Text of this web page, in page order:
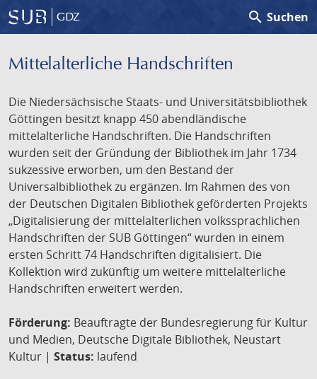
GDZ search Suchen
Mittelalterliche Handschriften
Die Niedersächsische Staats- und Universitätsbibliothek
Göttingen besitzt knapp 450 abendländische
mittelalterliche Handschriften. Die Handschriften
wurden seit der Gründung der Bibliothek im Jahr 1734
sukzessive erworben, um den Bestand der
Universalbibliothek zu ergänzen. Im Rahmen des von
der Deutschen Digitalen Bibliothek geförderten Projekts
„Digitalisierung der mittelalterlichen volkssprachlichen
Handschriften der SUB Göttingen“ wurden in einem
ersten Schritt 74 Handschriften digitalisiert. Die
Kollektion wird zukünftig um weitere mittelalterliche
Handschriften erweitert werden.
Förderung: Beauftragte der Bundesregierung für Kultur
und Medien, Deutsche Digitale Bibliothek, Neustart
Kultur | Status: laufend